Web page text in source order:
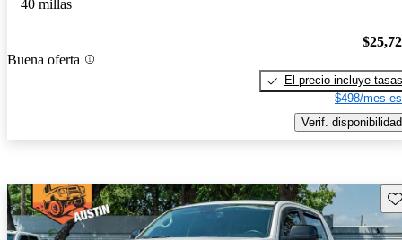
40 millas
Buena oferta
El precio incluye tasas
$498/mes
Verif. disponibilidad